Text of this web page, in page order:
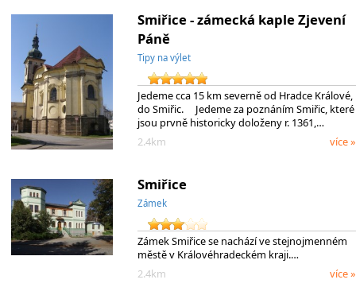
Smiřice - zámecká kaple Zjevení
Páně
Tipy na výlet
Jedeme cca 15 km severně od Hradce Králové,
do Smiřic. Jedeme za poznáním Smiřic, které
jsou prvně historicky doloženy r. 1361,…
2.4km
více »
Smiřice
Zámek
Zámek Smiřice se nachází ve stejnojmenném
městě v Královéhradeckém kraji.…
2.4km
více »